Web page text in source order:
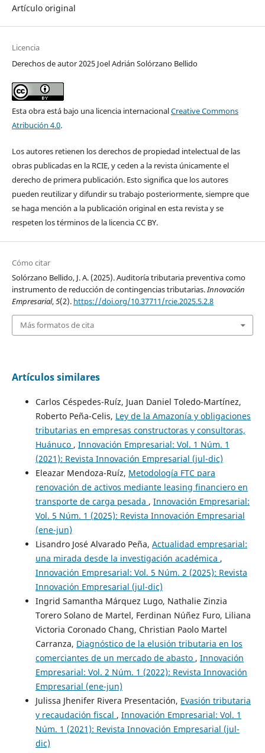
Artículo original
Licencia
Derechos de autor 2025 Joel Adrián Solórzano Bellido
Esta obra está bajo una licencia internacionalCreative Commons
Atribución 4.0.
Los autores retienen los derechos de propiedad intelectual de las
obras publicadas en la RCIE, y ceden a la revista únicamente el
derecho de primera publicación. Esto significa que los autores
pueden reutilizar y difundir su trabajo posteriormente, siempre que
se haga mención a la publicación original en esta revista y se
respeten los términos de la licencia CC BY.
Cómo citar
Solórzano Bellido, J. A. (2025). Auditoría tributaria preventiva como
instrumento de reducción de contingencias tributarias.Innovación
Empresarial,5(2). https://doi.org/10.37711/rcie.2025.5.2.8
Más formatos de cita
Artículos similares
Carlos Céspedes-Ruíz, Juan Daniel Toledo-Martínez,
Roberto Peña-Celis, Ley de la Amazonía y obligaciones
tributarias en empresas constructoras y consultoras,
Huánuco , Innovación Empresarial: Vol. 1 Núm. 1
(2021): Revista Innovación Empresarial (jul-dic)
Eleazar Mendoza-Ruíz, Metodología FTC para
renovación de activos mediante leasing financiero en
transporte de carga pesada , Innovación Empresarial:
Vol. 5 Núm. 1 (2025): Revista Innovación Empresarial
(ene-jun)
Lisandro José Alvarado Peña, Actualidad empresarial:
una mirada desde la investigación académica ,
Innovación Empresarial: Vol. 5 Núm. 2 (2025): Revista
Innovación Empresarial (jul-dic)
Ingrid Samantha Márquez Lugo, Nathalie Zinzia
Torero Solano de Martel, Ferdinan Núñez Furo, Liliana
Victoria Coronado Chang, Christian Paolo Martel
Carranza, Diagnóstico de la elusión tributaria en los
comerciantes de un mercado de abasto , Innovación
Empresarial: Vol. 2 Núm. 1 (2022): Revista Innovación
Empresarial (ene-jun)
Julissa Jhenifer Rivera Presentación, Evasión tributaria
y recaudación fiscal , Innovación Empresarial: Vol. 1
Núm. 1 (2021): Revista Innovación Empresarial (jul-
dic)